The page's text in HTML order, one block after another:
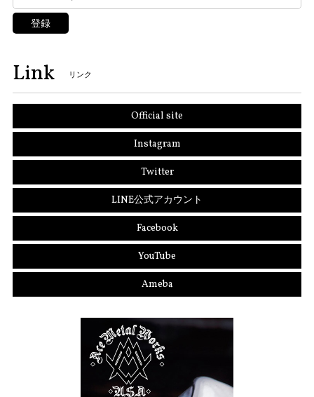
登録
Link リンク
Official site
Instagram
Twitter
LINE公式アカウント
Facebook
YouTube
Ameba